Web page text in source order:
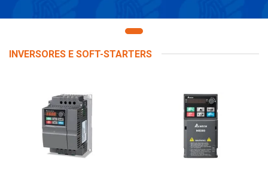
INVERSORES E SOFT-STARTERS